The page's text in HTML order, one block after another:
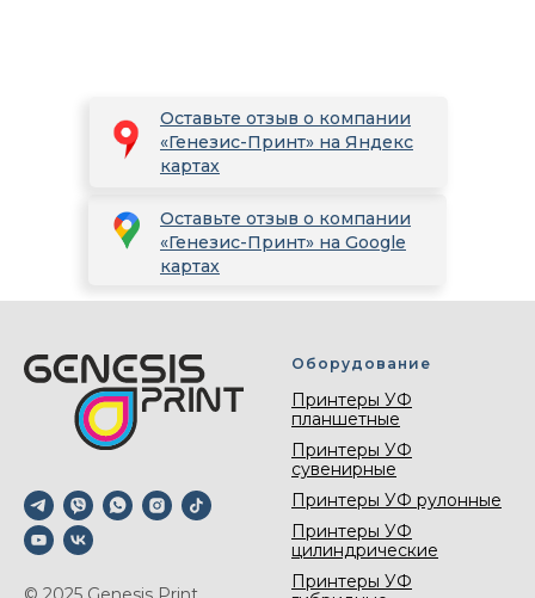
Оставьте отзыв о компании
«Генезис-Принт» на Google
картах
Оставьте отзыв о компании
«Генезис-Принт» на Яндекс
картах
Оборудование
Принтеры УФ
планшетные
Принтеры УФ
сувенирные
Принтеры УФ рулонные
Принтеры УФ
цилиндрические
Принтеры УФ